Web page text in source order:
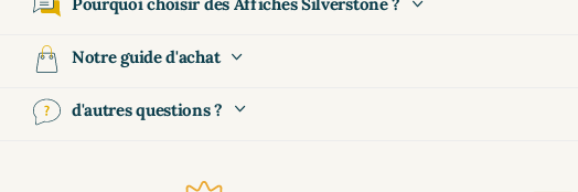
Pourquoi choisir des Affiches Silverstone ?
Notre guide d'achat
d'autres questions ?